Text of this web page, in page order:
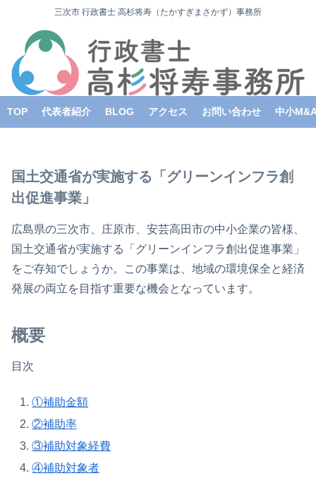
三次市 行政書士 高杉将寿（たかすぎまさかず）事務所
TOP 代表者紹介 BLOG アクセス お問い合わせ 中小
国土交通省が実施する「グリーンインフラ創
出促進事業」
広島県の三次市、庄原市、安芸高田市の中小企業の皆様、
国土交通省が実施する「グリーンインフラ創出促進事業」
をご存知でしょうか。この事業は、地域の環境保全と経済
発展の両立を目指す重要な機会となっています。
概要
目次
①補助金額
②補助率
③補助対象経費
④補助対象者